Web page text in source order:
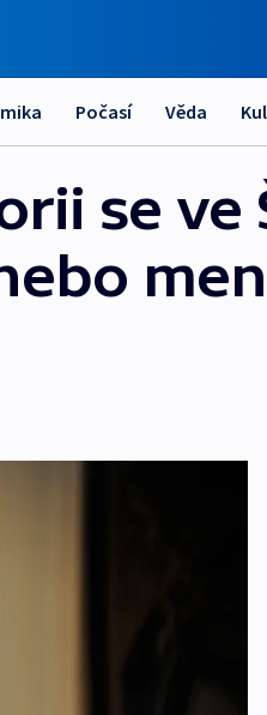
Počasí Věda
se ve